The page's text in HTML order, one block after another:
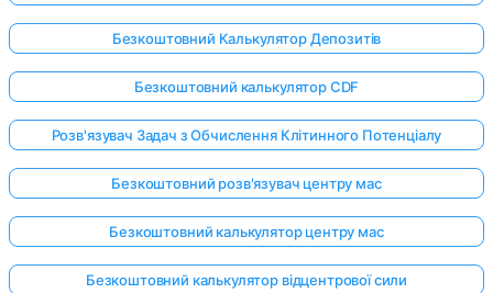
Безкоштовний Калькулятор Депозитів
Безкоштовний калькулятор CDF
Розв'язувач Задач з Обчислення Клітинного Потенціалу
Безкоштовний розв'язувач центру мас
Безкоштовний калькулятор центру мас
Безкоштовний калькулятор відцентрової сили